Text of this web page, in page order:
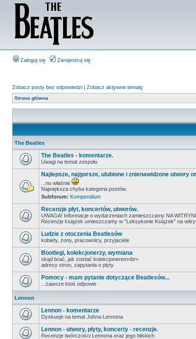
Zaloguj się Zarejestruj się
Zobacz posty bez odpowiedzi | Zobacz aktywne tematy
Strona główna
The Beatles
The Beatles - komentarze.
Uwagi na temat zespołu
Najlepsze, najgorsze, ulubione i znienawidzone utwory
...no właśnie
Największa chyba kategoria postów.
Subforum: Kompendium
Recenzje płyt, koncertów, utworów.
UWAGA! Informacje o wydarzeniach zamieszczamy NA
Recenzje książek umieszczamy w "Leksykonie Książek" na
Ludzie z otoczenia Beatlesów
kobiety, żony, pracownicy, przyjaciele
Bootlegi, kolekcjonerzy, wymiana
skąd brać, jak zostać kolekcjonerem<br>
adresy stron, zapytania o płyty
Pomocy - mam pytanie dotyczące Beatlesów...
...zawsze ktoś odpowie
Lennon
Lennon - komentarze
Dyskusje na temat Johna Lennona
Lennon - utwory, płyty, koncerty - recenzje.
Recenzje twórczości Lennona oraz jego bliskich.